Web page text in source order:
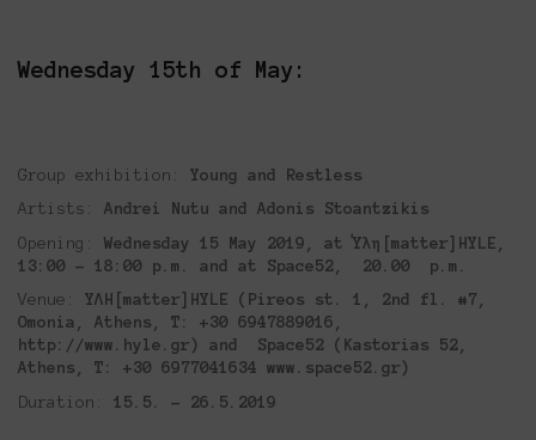
Wednesday 15th of May:
Group exhibition: Young and Restless
Artists: Andrei Nutu and Adonis Stoantzikis
Opening: Wednesday 15 May 2019, at Ύλη[matter]HYLE,
13:00 – 18:00 p.m. and at Space52, 20.00
p.m.
Venue:
ΥΛΗ[matter]HYLE (Pireos st. 1, 2nd fl. #7,
Omonia, Athens, Τ: +30 6947889016,
http://www.hyle.gr) and Space52 (Kastorias 52,
Athens,
Τ: +30 6977041634 www.space52.gr)
Duration:
15.5. – 26.5.2019